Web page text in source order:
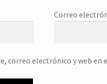
Correo
correo electrónico y web en